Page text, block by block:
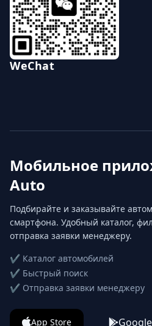
WeChat
Мобильное
Auto
Подбирайте и заказывайте
смартфона. Удобный каталог,
отправка заявки менеджеру.
✔ Каталог автомобилей
✔ Быстрый поиск
✔ Отправка заявки менеджеру
App Store